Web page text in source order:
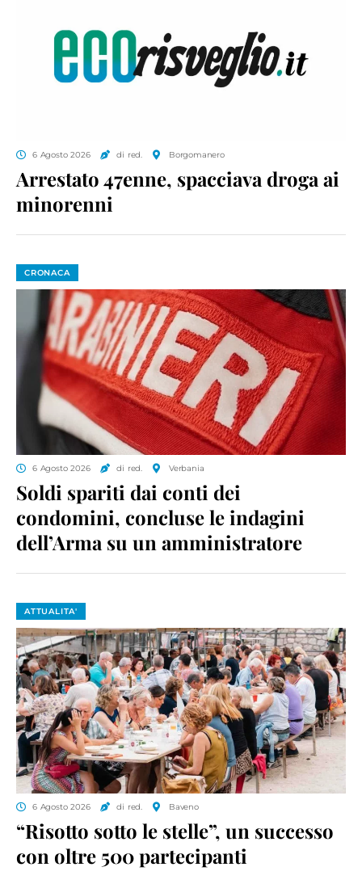
6 Agosto 2026 di red. Borgomanero
Arrestato 47enne, spacciava droga ai
minorenni
CRONACA
6 Agosto 2026 di red. Verbania
Soldi spariti dai conti dei
condomini, concluse le indagini
dell’Arma su un amministratore
ATTUALITA'
6 Agosto 2026 di red. Baveno
“Risotto sotto le stelle”, un successo
con oltre 500 partecipanti